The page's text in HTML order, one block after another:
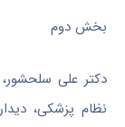
بخش دوم
دکتر علی
نظام پزشکی،